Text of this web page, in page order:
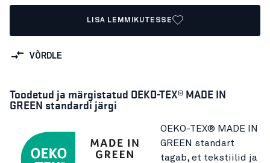
LISA LEMMIKUTESSE
VÕRDLE
Toodetud ja märgistatud OEKO-TEX® MADE IN
GREEN standardi järgi
OEKO-TEX® MADE IN
GREEN standart
tagab, et tekstiilid ja